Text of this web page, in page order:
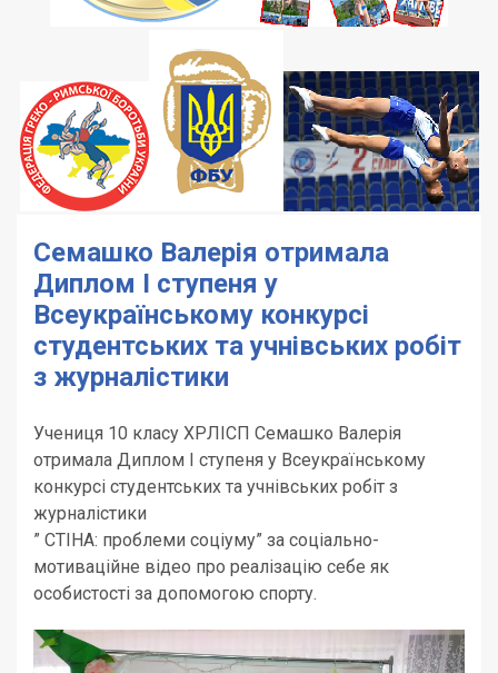
Семашко Валерія отримала
Диплом І ступеня у
Всеукраїнському конкурсі
студентських та учнівських робіт
з журналістики
Учениця 10 класу ХРЛІСП Семашко Валерія
отримала Диплом І ступеня у Всеукраїнському
конкурсі студентських та учнівських робіт з
журналістики
” СТІНА: проблеми соціуму” за соціально-
мотиваційне відео про реалізацію себе як
особистості за допомогою спорту.